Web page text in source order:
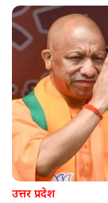
उत्तर प्रदेश